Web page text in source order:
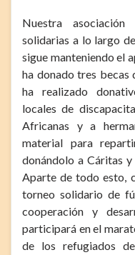
Nuestra
solidarias a lo largo
sigue manteniendo el
ha donado tres becas
ha realizado
locales de
Africanas y a
material para
donándolo a Cáritas
Aparte de todo esto,
torneo solidario de
cooperación y
participará en el
de los refugiados